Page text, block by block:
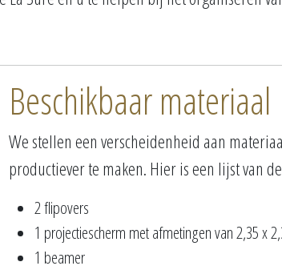
Beschikbaar materiaal
We stellen een verscheidenheid aan
productiever te maken. Hier is een lijst van
2 flipovers
1 projectiescherm met afmetingen van 2,35 x
1 beamer